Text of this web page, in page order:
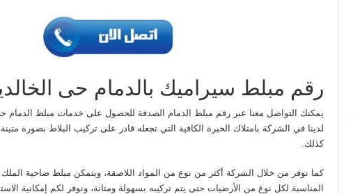
رقم مبلط سيراميك بالدمام حى
يمكنك التواصل معنا عبر رقم مبلط الدمام الصدفة للحصول على خدمات مبلط الدمام
لدينا في الشركة بامتلاك الخبرة الكافية التي تجعله قادر على تركيب البلاط بصورة
كذلك.
كما نوفر من خلال الشركة أكثر من نوع من المواد اللاصقة، ويتمكن مبلط ضاحية الملك
المناسبة لكل نوع من الأرضيات حتى يتم تركيبه بسهولة ومتانة، ونوفر لكم إمكانية